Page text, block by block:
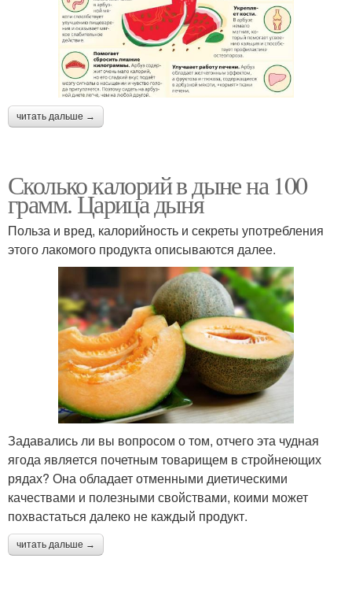
читать дальше →
Сколько калорий в дыне на 100
грамм. Царица дыня
Польза и вред, калорийность и секреты употребления
этого лакомого продукта описываются далее.
Задавались ли вы вопросом о том, отчего эта чудная
ягода является почетным товарищем в стройнеющих
рядах? Она обладает отменными диетическими
качествами и полезными свойствами, коими может
похвастаться далеко не каждый продукт.
читать дальше →